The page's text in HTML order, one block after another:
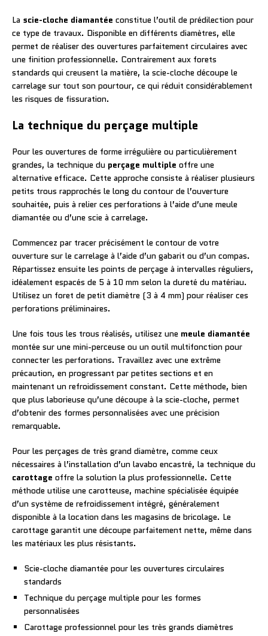
La scie-cloche diamantée constitue l’outil de prédilection pour
ce type de travaux. Disponible en différents diamètres, elle
permet de réaliser des ouvertures parfaitement circulaires avec
une finition professionnelle. Contrairement aux forets
standards qui creusent la matière, la scie-cloche découpe le
carrelage sur tout son pourtour, ce qui réduit considérablement
les risques de fissuration.
La technique du perçage multiple
Pour les ouvertures de forme irrégulière ou particulièrement
grandes, la technique du perçage multiple offre une
alternative efficace. Cette approche consiste à réaliser plusieurs
petits trous rapprochés le long du contour de l’ouverture
souhaitée, puis à relier ces perforations à l’aide d’une meule
diamantée ou d’une scie à carrelage.
Commencez par tracer précisément le contour de votre
ouverture sur le carrelage à l’aide d’un gabarit ou d’un compas.
Répartissez ensuite les points de perçage à intervalles réguliers,
idéalement espacés de 5 à 10 mm selon la dureté du matériau.
Utilisez un foret de petit diamètre (3 à 4 mm) pour réaliser ces
perforations préliminaires.
Une fois tous les trous réalisés, utilisez une meule diamantée
montée sur une mini-perceuse ou un outil multifonction pour
connecter les perforations. Travaillez avec une extrême
précaution, en progressant par petites sections et en
maintenant un refroidissement constant. Cette méthode, bien
que plus laborieuse qu’une découpe à la scie-cloche, permet
d’obtenir des formes personnalisées avec une précision
remarquable.
Pour les perçages de très grand diamètre, comme ceux
nécessaires à l’installation d’un lavabo encastré, la technique du
carottage offre la solution la plus professionnelle. Cette
méthode utilise une carotteuse, machine spécialisée équipée
d’un système de refroidissement intégré, généralement
disponible à la location dans les magasins de bricolage. Le
carottage garantit une découpe parfaitement nette, même dans
les matériaux les plus résistants.
Scie-cloche diamantée pour les ouvertures circulaires
standards
Technique du perçage multiple pour les formes
personnalisées
Carottage professionnel pour les très grands diamètres